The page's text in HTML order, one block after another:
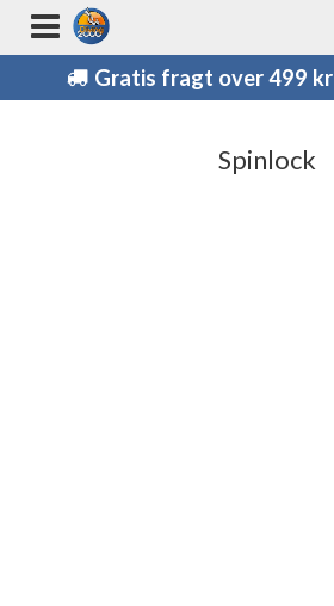
Gratis fragt over 499 kr
Spinlock